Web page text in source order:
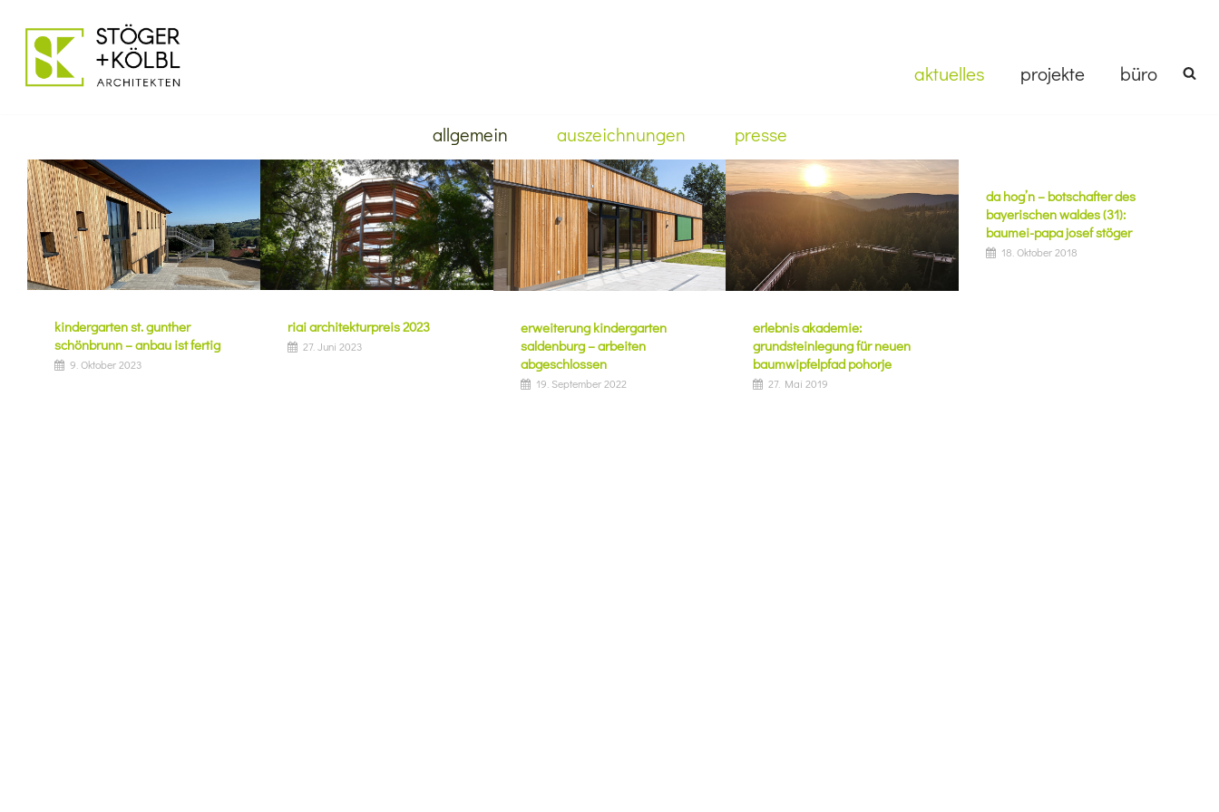
Zum
Inhalt
aktuelles projekte büro
allgemein auszeichnungen presse
kindergarten st. gunther
schönbrunn – anbau ist fertig
9. Oktober 2023
riai architekturpreis 2023
27. Juni 2023
erweiterung kindergarten
saldenburg – arbeiten
abgeschlossen
19. September 2022
erlebnis akademie:
grundsteinlegung für neuen
baumwipfelpfad pohorje
27. Mai 2019
da hog’n – botschafter des
bayerischen waldes (31):
baumei-papa josef stöger
18. Oktober 2018